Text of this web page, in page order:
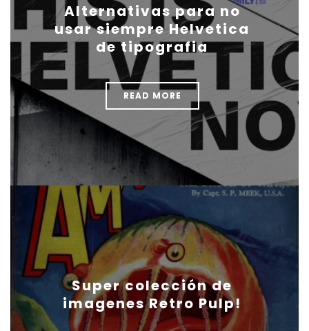
Alternativas para no
usar siempre Helvetica
de tipografia
READ MORE
Super colección de
imagenes Retro Pulp!